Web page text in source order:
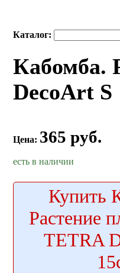
Каталог:
Кабомба.
DecoArt S
Цена: 365 руб.
есть в наличии
Купить
Растение
TETRA